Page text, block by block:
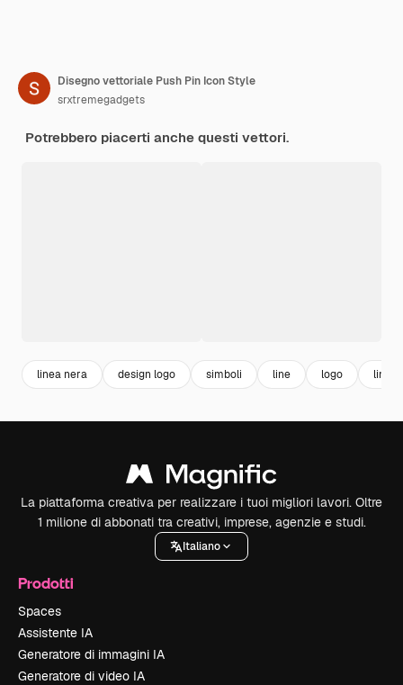
Disegno vettoriale Push Pin Icon Style
srxtremegadgets
Potrebbero piacerti anche questi vettori.
linea nera design logo simboli line logo linee
La piattaforma creativa per realizzare i tuoi migliori lavori. Oltre
1 milione di abbonati tra creativi, imprese, agenzie e studi.
Italiano
Prodotti
Spaces
Assistente IA
Generatore di immagini IA
Generatore di video IA